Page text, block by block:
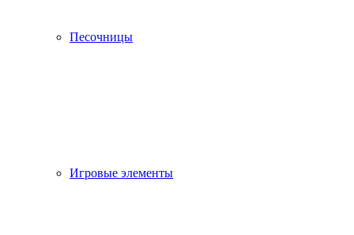
Песочницы
Игровые элементы